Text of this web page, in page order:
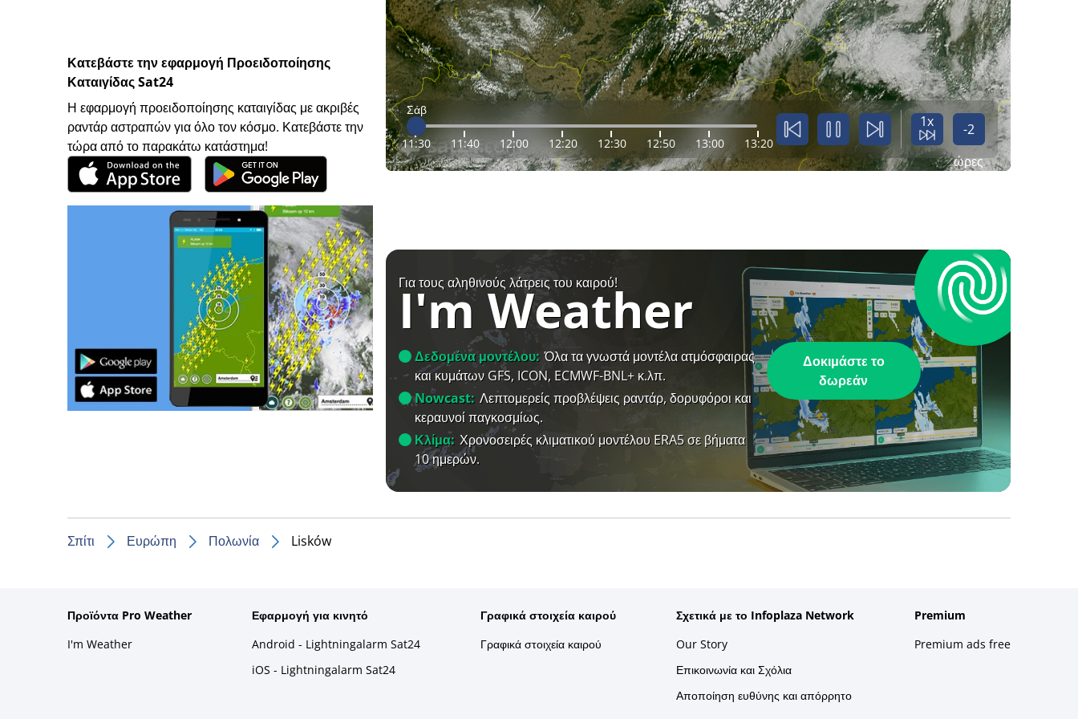
Κατεβάστε την εφαρμογή Προειδοποίησης
Καταιγίδας Sat24
Η εφαρμογή προειδοποίησης καταιγίδας με ακριβές
ραντάρ αστραπών για όλο τον κόσμο. Κατεβάστε την
τώρα από το παρακάτω κατάστημα!
Σάβ
11:30 11:40 12:00 12:20 12:30 12:50 13:00 13:20
1x
-2
ώρες
Για τους αληθινούς λάτρεις του καιρού!
I'm Weather
Δεδομένα μοντέλου: Όλα τα γνωστά μοντέλα ατμόσφαιρας
και κυμάτων GFS, ICON, ECMWF-BNL+ κ.λπ.
Nowcast: Λεπτομερείς προβλέψεις ραντάρ, δορυφόροι και
κεραυνοί παγκοσμίως.
Κλίμα: Χρονοσειρές κλιματικού μοντέλου ERA5 σε βήματα
10 ημερών.
Δοκιμάστε το
δωρεάν
Σπίτι Ευρώπη Πολωνία Lisków
Προϊόντα Pro Weather
I'm Weather
Εφαρμογή για κινητό
Android - Lightningalarm Sat24
iOS - Lightningalarm Sat24
Γραφικά στοιχεία καιρού
Γραφικά στοιχεία καιρού
Σχετικά με το Infoplaza Network
Our Story
Επικοινωνία και Σχόλια
Αποποίηση ευθύνης και απόρρητο
Premium
Premium ads free